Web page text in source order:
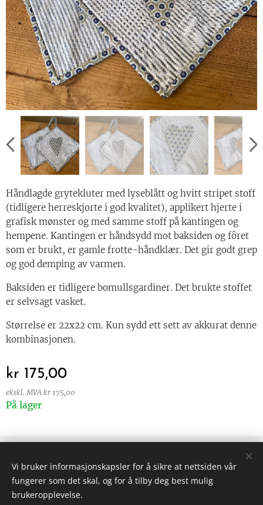
Håndlagde grytekluter med lyseblått og hvitt stripet stoff
(tidligere herreskjorte i god kvalitet), applikert hjerte i
grafisk mønster og med samme stoff på kantingen og
hempene. Kantingen er håndsydd mot baksiden og fôret
som er brukt, er gamle frotte-håndklær. Det gir godt grep
og god demping av varmen.
Baksiden er tidligere bomullsgardiner. Det brukte stoffet
er selvsagt vasket.
Størrelse er 22x22 cm. Kun sydd ett sett av akkurat denne
kombinasjonen.
kr 175,00
ekskl. MVA kr 175,00
På lager
Vilkår og betingelser|Personvern
Informasjonskapsler
Vi bruker informasjonskapsler for å sikre at nettsiden vår
fungerer som det skal, og for å tilby deg best mulig
brukeropplevelse.